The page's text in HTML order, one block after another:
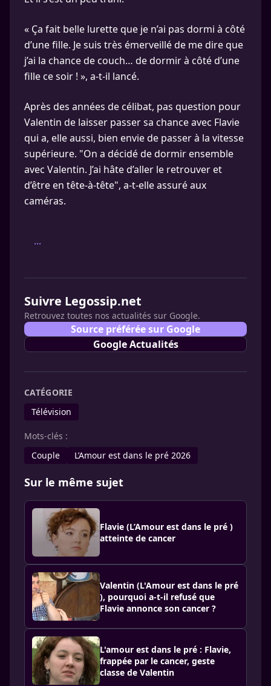
« Ça fait belle lurette que je n’ai pas dormi à côté
d’une fille. Je suis très émerveillé de me dire que
j’ai la chance de couch… de dormir à côté d’une
fille ce soir ! », a-t-il lancé.
Après des années de célibat, pas question pour
Valentin de laisser passer sa chance avec Flavie
qui a, elle aussi, bien envie de passer à la vitesse
supérieure. "On a décidé de dormir ensemble
avec Valentin. J’ai hâte d’aller le retrouver et
d’être en tête-à-tête", a-t-elle assuré aux
caméras.
...
Suivre Legossip.net
Retrouvez toutes nos actualités sur Google.
Source préférée sur Google
Google Actualités
CATÉGORIE
Télévision
Mots-clés :
Couple
L’Amour est dans le pré 2026
Sur le même sujet
Flavie (L’Amour est dans le pré )
atteinte de cancer
Valentin (L'Amour est dans le pré
), pourquoi a-t-il refusé que
Flavie annonce son cancer ?
L'amour est dans le pré : Flavie,
frappée par le cancer, geste
classe de Valentin